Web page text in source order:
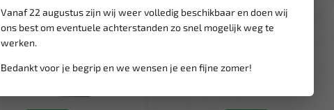
Vanaf 22 augustus zijn wij weer volledig beschikbaar en doen wij
ons best om eventuele achterstanden zo snel mogelijk weg te
werken.
Bedankt voor je begrip en we wensen je een fijne zomer!